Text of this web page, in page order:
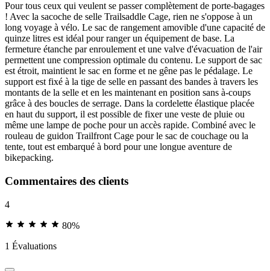
Pour tous ceux qui veulent se passer complètement de porte-bagages
! Avec la sacoche de selle Trailsaddle Cage, rien ne s'oppose à un
long voyage à vélo. Le sac de rangement amovible d'une capacité de
quinze litres est idéal pour ranger un équipement de base. La
fermeture étanche par enroulement et une valve d'évacuation de l'air
permettent une compression optimale du contenu. Le support de sac
est étroit, maintient le sac en forme et ne gêne pas le pédalage. Le
support est fixé à la tige de selle en passant des bandes à travers les
montants de la selle et en les maintenant en position sans à-coups
grâce à des boucles de serrage. Dans la cordelette élastique placée
en haut du support, il est possible de fixer une veste de pluie ou
même une lampe de poche pour un accès rapide. Combiné avec le
rouleau de guidon Trailfront Cage pour le sac de couchage ou la
tente, tout est embarqué à bord pour une longue aventure de
bikepacking.
Commentaires des clients
4
80%
1 Évaluations